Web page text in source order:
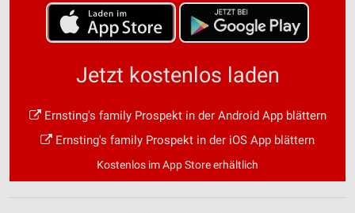
Jetzt kostenlos laden
Ernsting's family Prospekt in der Android App blättern
Ernsting's family Prospekt in der iOS App blättern
Kostenlos im App Store erhältlich